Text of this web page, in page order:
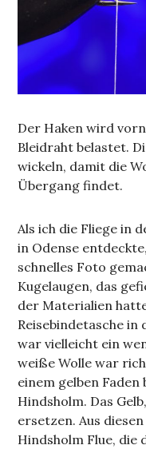
Der Haken wird
Bleidraht belastet.
wickeln, damit die
Übergang findet.
Als ich die Fliege in
in Odense
schnelles Foto
Kugelaugen, das
der Materialien
Reisebindetasche
war vielleicht ein
weiße Wolle war
einem gelben
Hindsholm. Das
ersetzen. Aus
Hindsholm Flue, die